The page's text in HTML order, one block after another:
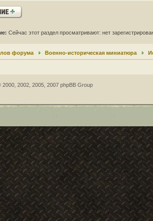
Сейчас этот раздел просматривают: нет
форума Военно-историческая миниатюра
2000, 2002, 2005, 2007 phpBB Group